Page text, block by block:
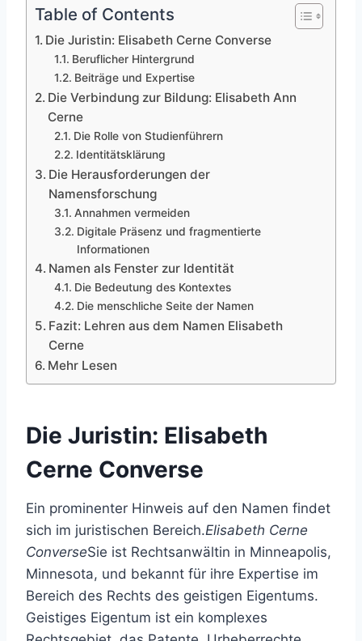
Table of Contents
Die Juristin: Elisabeth Cerne Converse
Beruflicher Hintergrund
Beiträge und Expertise
Die Verbindung zur Bildung: Elisabeth Ann
Cerne
Die Rolle von Studienführern
Identitätsklärung
Die Herausforderungen der
Namensforschung
Annahmen vermeiden
Digitale Präsenz und fragmentierte
Informationen
Namen als Fenster zur Identität
Die Bedeutung des Kontextes
Die menschliche Seite der Namen
Fazit: Lehren aus dem Namen Elisabeth
Cerne
Mehr Lesen
Die Juristin: Elisabeth
Cerne Converse
Ein prominenter Hinweis auf den Namen findet
sich im juristischen Bereich.Elisabeth Cerne
ConverseSie ist Rechtsanwältin in Minneapolis,
Minnesota, und bekannt für ihre Expertise im
Bereich des Rechts des geistigen Eigentums.
Geistiges Eigentum ist ein komplexes